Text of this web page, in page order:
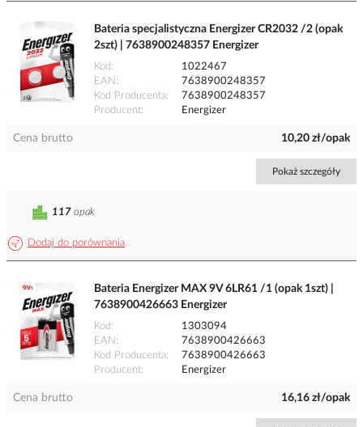
Bateria specjalistyczna Energizer CR2032 /2 (opak
2szt) | 7638900248357 Energizer
Kod
1022467
EAN
7638900248357
Kod Producenta
7638900248357
Producent
Energizer
Cena brutto 10,20 zł/opak
Pokaż szczegóły
Dodaj do porównania
117 opak
Bateria Energizer MAX 9V 6LR61 /1 (opak 1szt) |
7638900426663 Energizer
Kod
1303094
EAN
7638900426663
Kod Producenta
7638900426663
Producent
Energizer
Cena brutto 16,16 zł/opak